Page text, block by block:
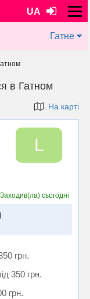
UA
Гатне
в Гатном
На карті
L
Заходив(ла)сьогодні
грн.
350 грн.
грн.